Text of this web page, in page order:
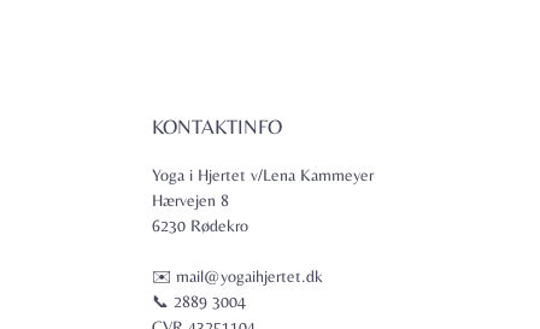
KONTAKTINFO
Yoga i Hjertet v/Lena Kammeyer
Hærvejen 8
6230 Rødekro
✉️ mail@yogaihjertet.dk
📞 2889 3004